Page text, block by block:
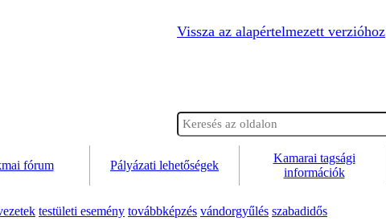
Vissza az alapértelmezett verzióhoz
fórum Pályázati lehetőségek
Kamarai tagsági
információk
testületi esemény továbbképzés vándorgyűlés szabadidős